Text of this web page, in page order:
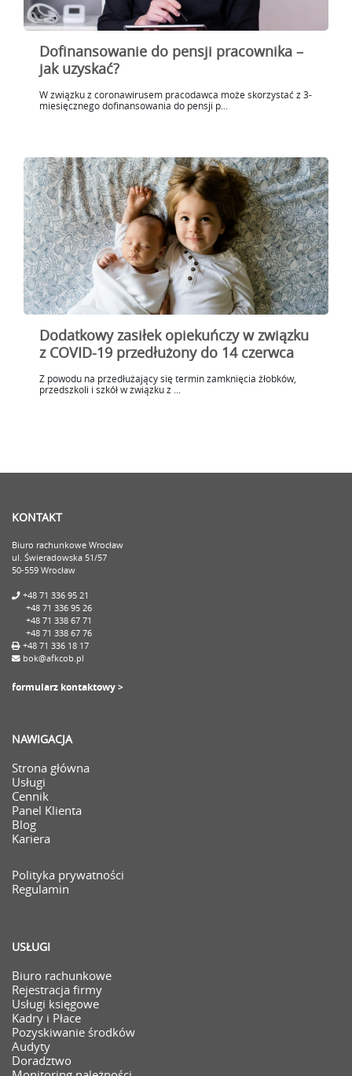
Dofinansowanie do pensji pracownika –
jak uzyskać?
W związku z coronawirusem pracodawca może skorzystać z 3-
miesięcznego dofinansowania do pensji p...
Dodatkowy zasiłek opiekuńczy w związku
z COVID-19 przedłużony do 14 czerwca
Z powodu na przedłużający się termin zamknięcia żłobków,
przedszkoli i szkół w związku z ...
KONTAKT
Biuro rachunkowe Wrocław
ul. Świeradowska 51/57
50-559 Wrocław
+48 71 336 95 21
+48 71 336 95 26
+48 71 338 67 71
+48 71 338 67 76
+48 71 336 18 17
bok@afkcob.pl
formularz kontaktowy >
NAWIGACJA
Strona główna
Usługi
Cennik
Panel Klienta
Blog
Kariera
Polityka prywatności
Regulamin
USŁUGI
Biuro rachunkowe
Rejestracja firmy
Usługi księgowe
Kadry i Płace
Pozyskiwanie środków
Audyty
Doradztwo